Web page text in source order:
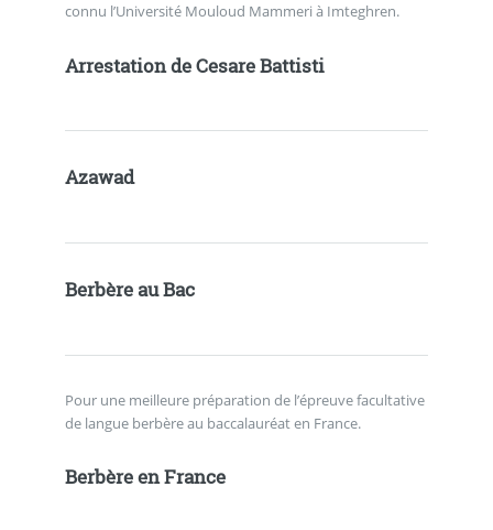
connu l’Université Mouloud Mammeri à Imteghren.
Arrestation de Cesare Battisti
Azawad
Berbère au Bac
Pour une meilleure préparation de l’épreuve facultative
de langue berbère au baccalauréat en France.
Berbère en France